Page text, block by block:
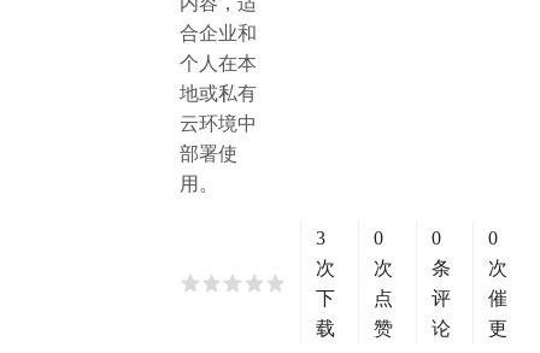
合企业和
个人在本
地或私有
云环境中
部署使
用。
3
次
下
载
0
次
点
赞
0
条
评
论
0
次
催
更